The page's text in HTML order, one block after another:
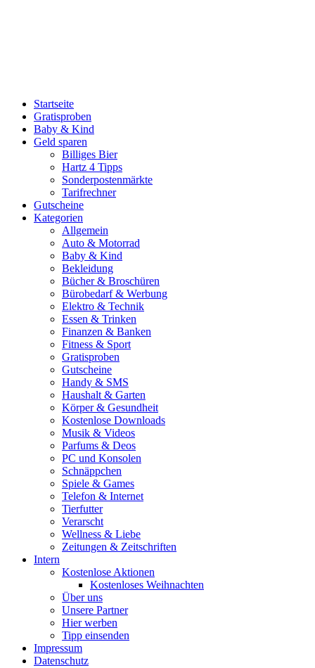
Startseite
Gratisproben
Baby & Kind
Geld sparen
Billiges Bier
Hartz 4 Tipps
Sonderpostenmärkte
Tarifrechner
Gutscheine
Kategorien
Allgemein
Auto & Motorrad
Baby & Kind
Bekleidung
Bücher & Broschüren
Bürobedarf & Werbung
Elektro & Technik
Essen & Trinken
Finanzen & Banken
Fitness & Sport
Gratisproben
Gutscheine
Handy & SMS
Haushalt & Garten
Körper & Gesundheit
Kostenlose Downloads
Musik & Videos
Parfums & Deos
PC und Konsolen
Schnäppchen
Spiele & Games
Telefon & Internet
Tierfutter
Verarscht
Wellness & Liebe
Zeitungen & Zeitschriften
Intern
Kostenlose Aktionen
Kostenloses Weihnachten
Über uns
Unsere Partner
Hier werben
Tipp einsenden
Impressum
Datenschutz